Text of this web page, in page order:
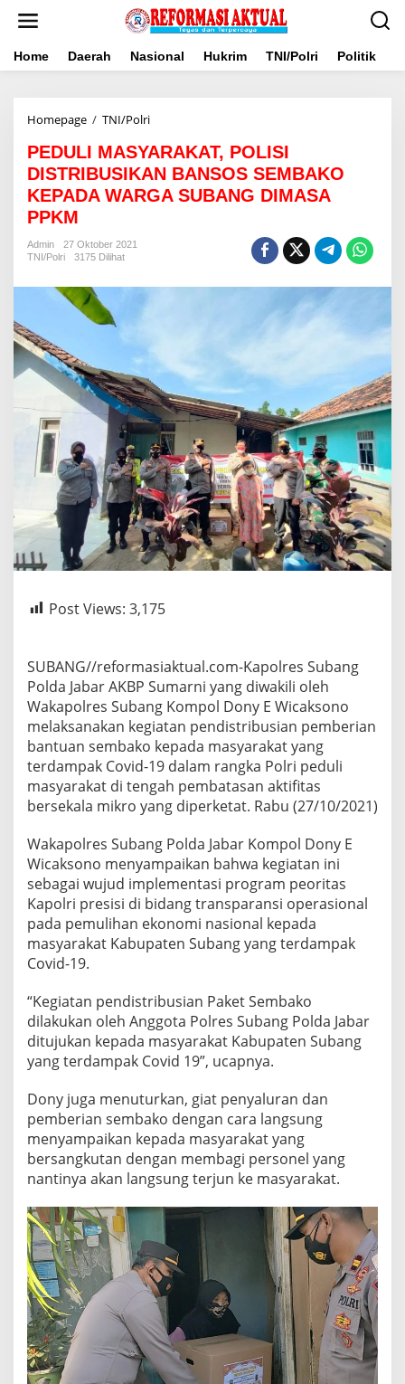
Home Daerah Nasional Hukrim TNI/Polri Politik
Homepage / TNI/PolriPEDULI
POLISI
DISTRIBUSIKAN
BANSOS
SEMBAKO
PEDULI MASYARAKAT, POLISI
DISTRIBUSIKAN BANSOS SEMBAKO
KEPADA WARGA SUBANG DIMASA
PPKM
Admin
27 Oktober 2021
TNI/Polri
3175 Dilihat
Post Views: 3,175
SUBANG//reformasiaktual.com-Kapolres Subang
Polda Jabar AKBP Sumarni yang diwakili oleh
Wakapolres Subang Kompol Dony E Wicaksono
melaksanakan kegiatan pendistribusian pemberian
bantuan sembako kepada masyarakat yang
terdampak Covid-19 dalam rangka Polri peduli
masyarakat di tengah pembatasan aktifitas
bersekala mikro yang diperketat. Rabu (27/10/2021)
Wakapolres Subang Polda Jabar Kompol Dony E
Wicaksono menyampaikan bahwa kegiatan ini
sebagai wujud implementasi program peoritas
Kapolri presisi di bidang transparansi operasional
pada pemulihan ekonomi nasional kepada
masyarakat Kabupaten Subang yang terdampak
Covid-19.
“Kegiatan pendistribusian Paket Sembako
dilakukan oleh Anggota Polres Subang Polda Jabar
ditujukan kepada masyarakat Kabupaten Subang
yang terdampak Covid 19”, ucapnya.
Dony juga menuturkan, giat penyaluran dan
pemberian sembako dengan cara langsung
menyampaikan kepada masyarakat yang
bersangkutan dengan membagi personel yang
nantinya akan langsung terjun ke masyarakat.